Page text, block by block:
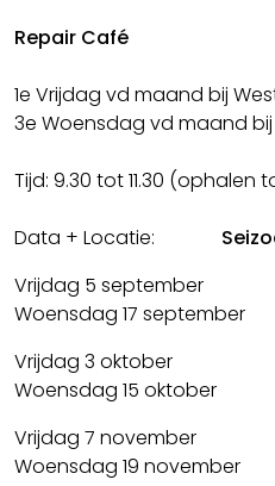
Repair Café
1e Vrijdag vd maand bij
3e Woensdag vd maand
Tijd: 9.30 tot 11.30 (ophalen
Data + Locatie:
Vrijdag 5 september
Woensdag 17
Vrijdag 3 oktober
Woensdag 15
Vrijdag 7 november
Woensdag 19